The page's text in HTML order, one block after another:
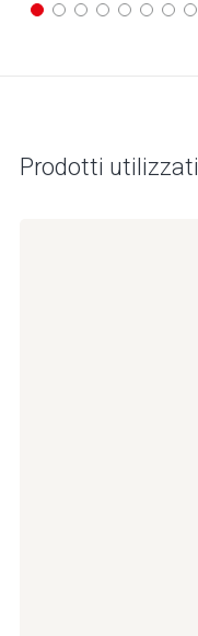
Prodotti utilizzati